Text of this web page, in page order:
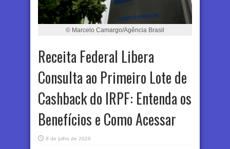
© Marcelo Camargo/Agência Brasil
Receita Federal Libera
Consulta ao Primeiro Lote de
Cashback do IRPF: Entenda os
Benefícios e Como Acessar
8 de julho de 2026